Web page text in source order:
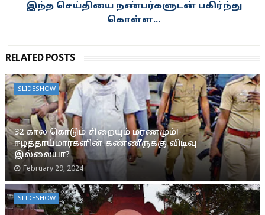
இந்த செய்தியை நண்பர்களுடன் பகிர்ந்து
கொள்ள...
RELATED POSTS
SLIDESHOW
32 கால கொடும் சிறையும் மரணமும்!-
ஈழத்தாய்மார்களின் கண்ணீருக்கு விடிவு
இல்லையா?
February 29, 2024
SLIDESHOW